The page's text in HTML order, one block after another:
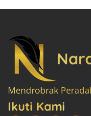
Mendrobrak
Ikuti Kami